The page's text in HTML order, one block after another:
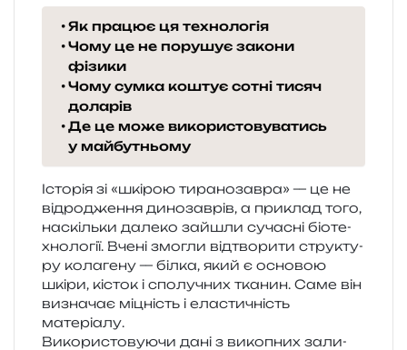
Як працює ця технологія
Чому це не порушує закони
фізики
Чому сумка коштує сотні тисяч
доларів
Де це може використовуватись
у майбутньому
Історія зі «шкі­рою тира­но­зав­ра» — це не
від­ро­дже­н­ня дино­зав­рів, а при­клад того,
наскіль­ки дале­ко зайшли суча­сні біо­те­
хно­ло­гії. Вчені змо­гли від­тво­ри­ти стру­кту­
ру кола­ге­ну — білка, який є осно­вою
шкіри, кісток і спо­лу­чних тка­нин. Саме він
визна­чає міцність і ела­сти­чність
матеріалу.
Використовуючи дані з вико­пних зали­